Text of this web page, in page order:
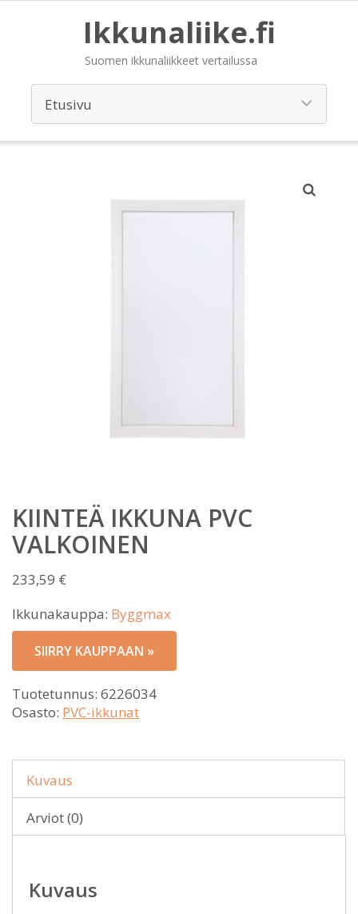
Ikkunaliike.fi
Suomen ikkunaliikkeet vertailussa
KIINTEÄ IKKUNA PVC
VALKOINEN
233,59 €
Ikkunakauppa: Byggmax
SIIRRY KAUPPAAN »
Tuotetunnus: 6226034
Osasto: PVC-ikkunat
Kuvaus
Arviot (0)
Kuvaus